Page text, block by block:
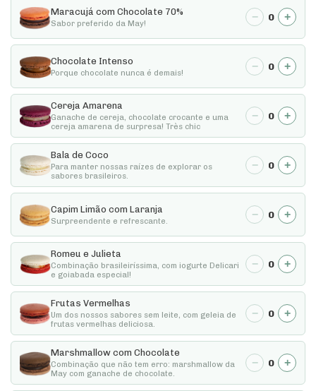
Maracujá com Chocolate 70%
Sabor preferido da May!
− 0 +
Chocolate Intenso
Porque chocolate nunca é demais!
− 0 +
Cereja Amarena
Ganache de cereja, chocolate crocante e uma
cereja amarena de surpresa! Très chic
− 0 +
Bala de Coco
Para manter nossas raízes de explorar os
sabores brasileiros.
− 0 +
Capim Limão com Laranja
Surpreendente e refrescante.
− 0 +
Romeu e Julieta
Combinação brasileiríssima, com iogurte Delicari
e goiabada especial!
− 0 +
Frutas Vermelhas
Um dos nossos sabores sem leite, com geleia de
frutas vermelhas deliciosa.
− 0 +
Marshmallow com Chocolate
Combinação que não tem erro: marshmallow da
May com ganache de chocolate.
− 0 +